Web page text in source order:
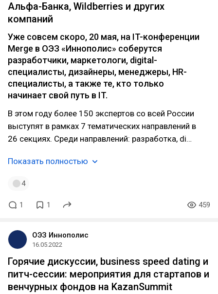
Альфа-Банка, Wildberries и других
компаний
Уже совсем скоро, 20 мая, на IT-конференции
Merge в ОЭЗ «Иннополис» соберутся
разработчики, маркетологи, digital-
специалисты, дизайнеры, менеджеры, HR-
специалисты, а также те, кто только
начинает свой путь в IT.
В этом году более 150 экспертов со всей России
выступят в рамках 7 тематических направлений в
26 секциях. Среди направлений: разработка, di…
Показать полностью
4
1 1 459
ОЭЗ Иннополис
16.05.2022
Горячие дискуссии, business speed dating и
питч-сессии: мероприятия для стартапов и
венчурных фондов на KazanSummit